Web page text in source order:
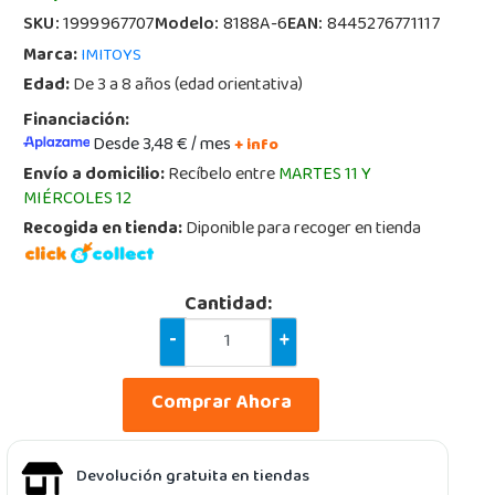
SKU:1999967707Modelo:8188A-6EAN:8445276771117
Marca:IMITOYS
Edad:De 3 a 8 años (edad orientativa)
Financiación:
Desde 3,48 € / mes+ info
Envío a domicilio:Recíbelo entreMARTES 11 Y
MIÉRCOLES 12
Recogida en tienda:Diponible para recoger en tienda
Cantidad:
-
+
Comprar Ahora
Devolución gratuita en tiendas